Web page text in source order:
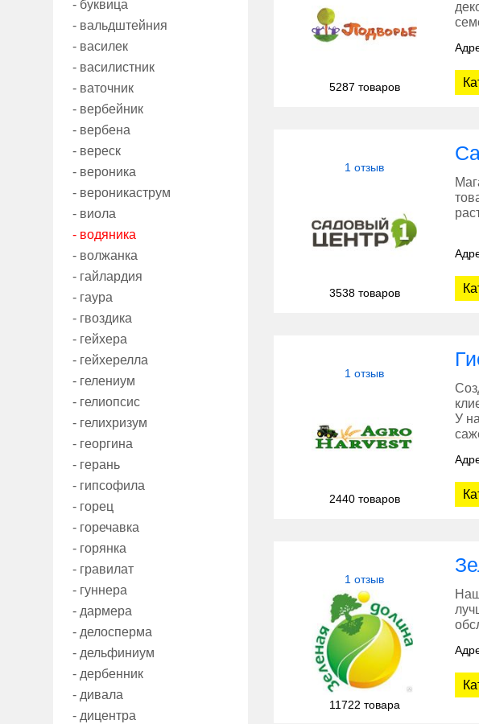
- буквица
- вальдштейния
- василек
- василистник
- ваточник
- вербейник
- вербена
- вереск
- вероника
- вероникаструм
- виола
- водяника
- волжанка
- гайлардия
- гаура
- гвоздика
- гейхера
- гейхерелла
- гелениум
- гелиопсис
- гелихризум
- георгина
- герань
- гипсофила
- горец
- горечавка
- горянка
- гравилат
- гуннера
- дармера
- делосперма
- дельфиниум
- дербенник
- дивала
- дицентра
5287 товаров
1 отзыв
3538 товаров
1 отзыв
2440 товаров
У
1 отзыв
11722 товара